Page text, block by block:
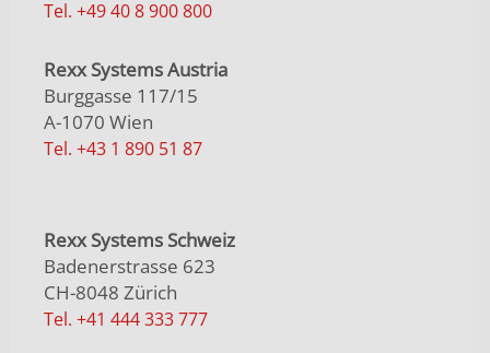
Tel. +49 40 8 900 800
Rexx Systems Austria
Burggasse 117/15
A-1070 Wien
Tel. +43 1 890 51 87
Rexx Systems Schweiz
Badenerstrasse 623
CH-8048 Zürich
Tel. +41 444 333 777